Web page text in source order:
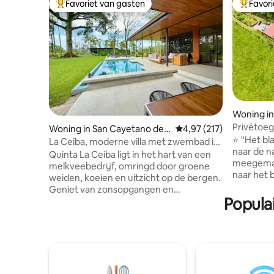
Topfavoriet van gasten
Favoriet van gasten
Woning in San Cayetano de
Venecia
Gemiddelde
4,97 (217)
La Ceiba, moderne villa met zwembad in
melkveebedrijf
Quinta La Ceiba ligt in het hart van een
melkveebedrijf, omringd door groene
weiden, koeien en uitzicht op de bergen.
Geniet van zonsopgangen en
ontspannen en te genieten van de
Woning
⭐️ "Het
naar de
meegemaakt." 🌸 Een
naar het
je op bij
toekans spotten.